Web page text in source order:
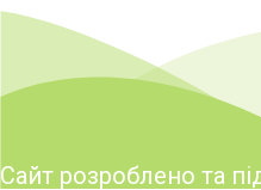
Сайт розроблено та